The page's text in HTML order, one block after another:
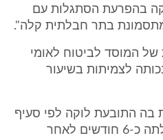
בהפרעת הסתגלות עם
בתר חבלתית קלה".
המוסד לביטוח לאומי
לצמיתות בשיעור
בה התובעת לוקה לפי סעיף
34ב' לתקנות המל"ל. תחילתה כ-6 חודשים לאחר